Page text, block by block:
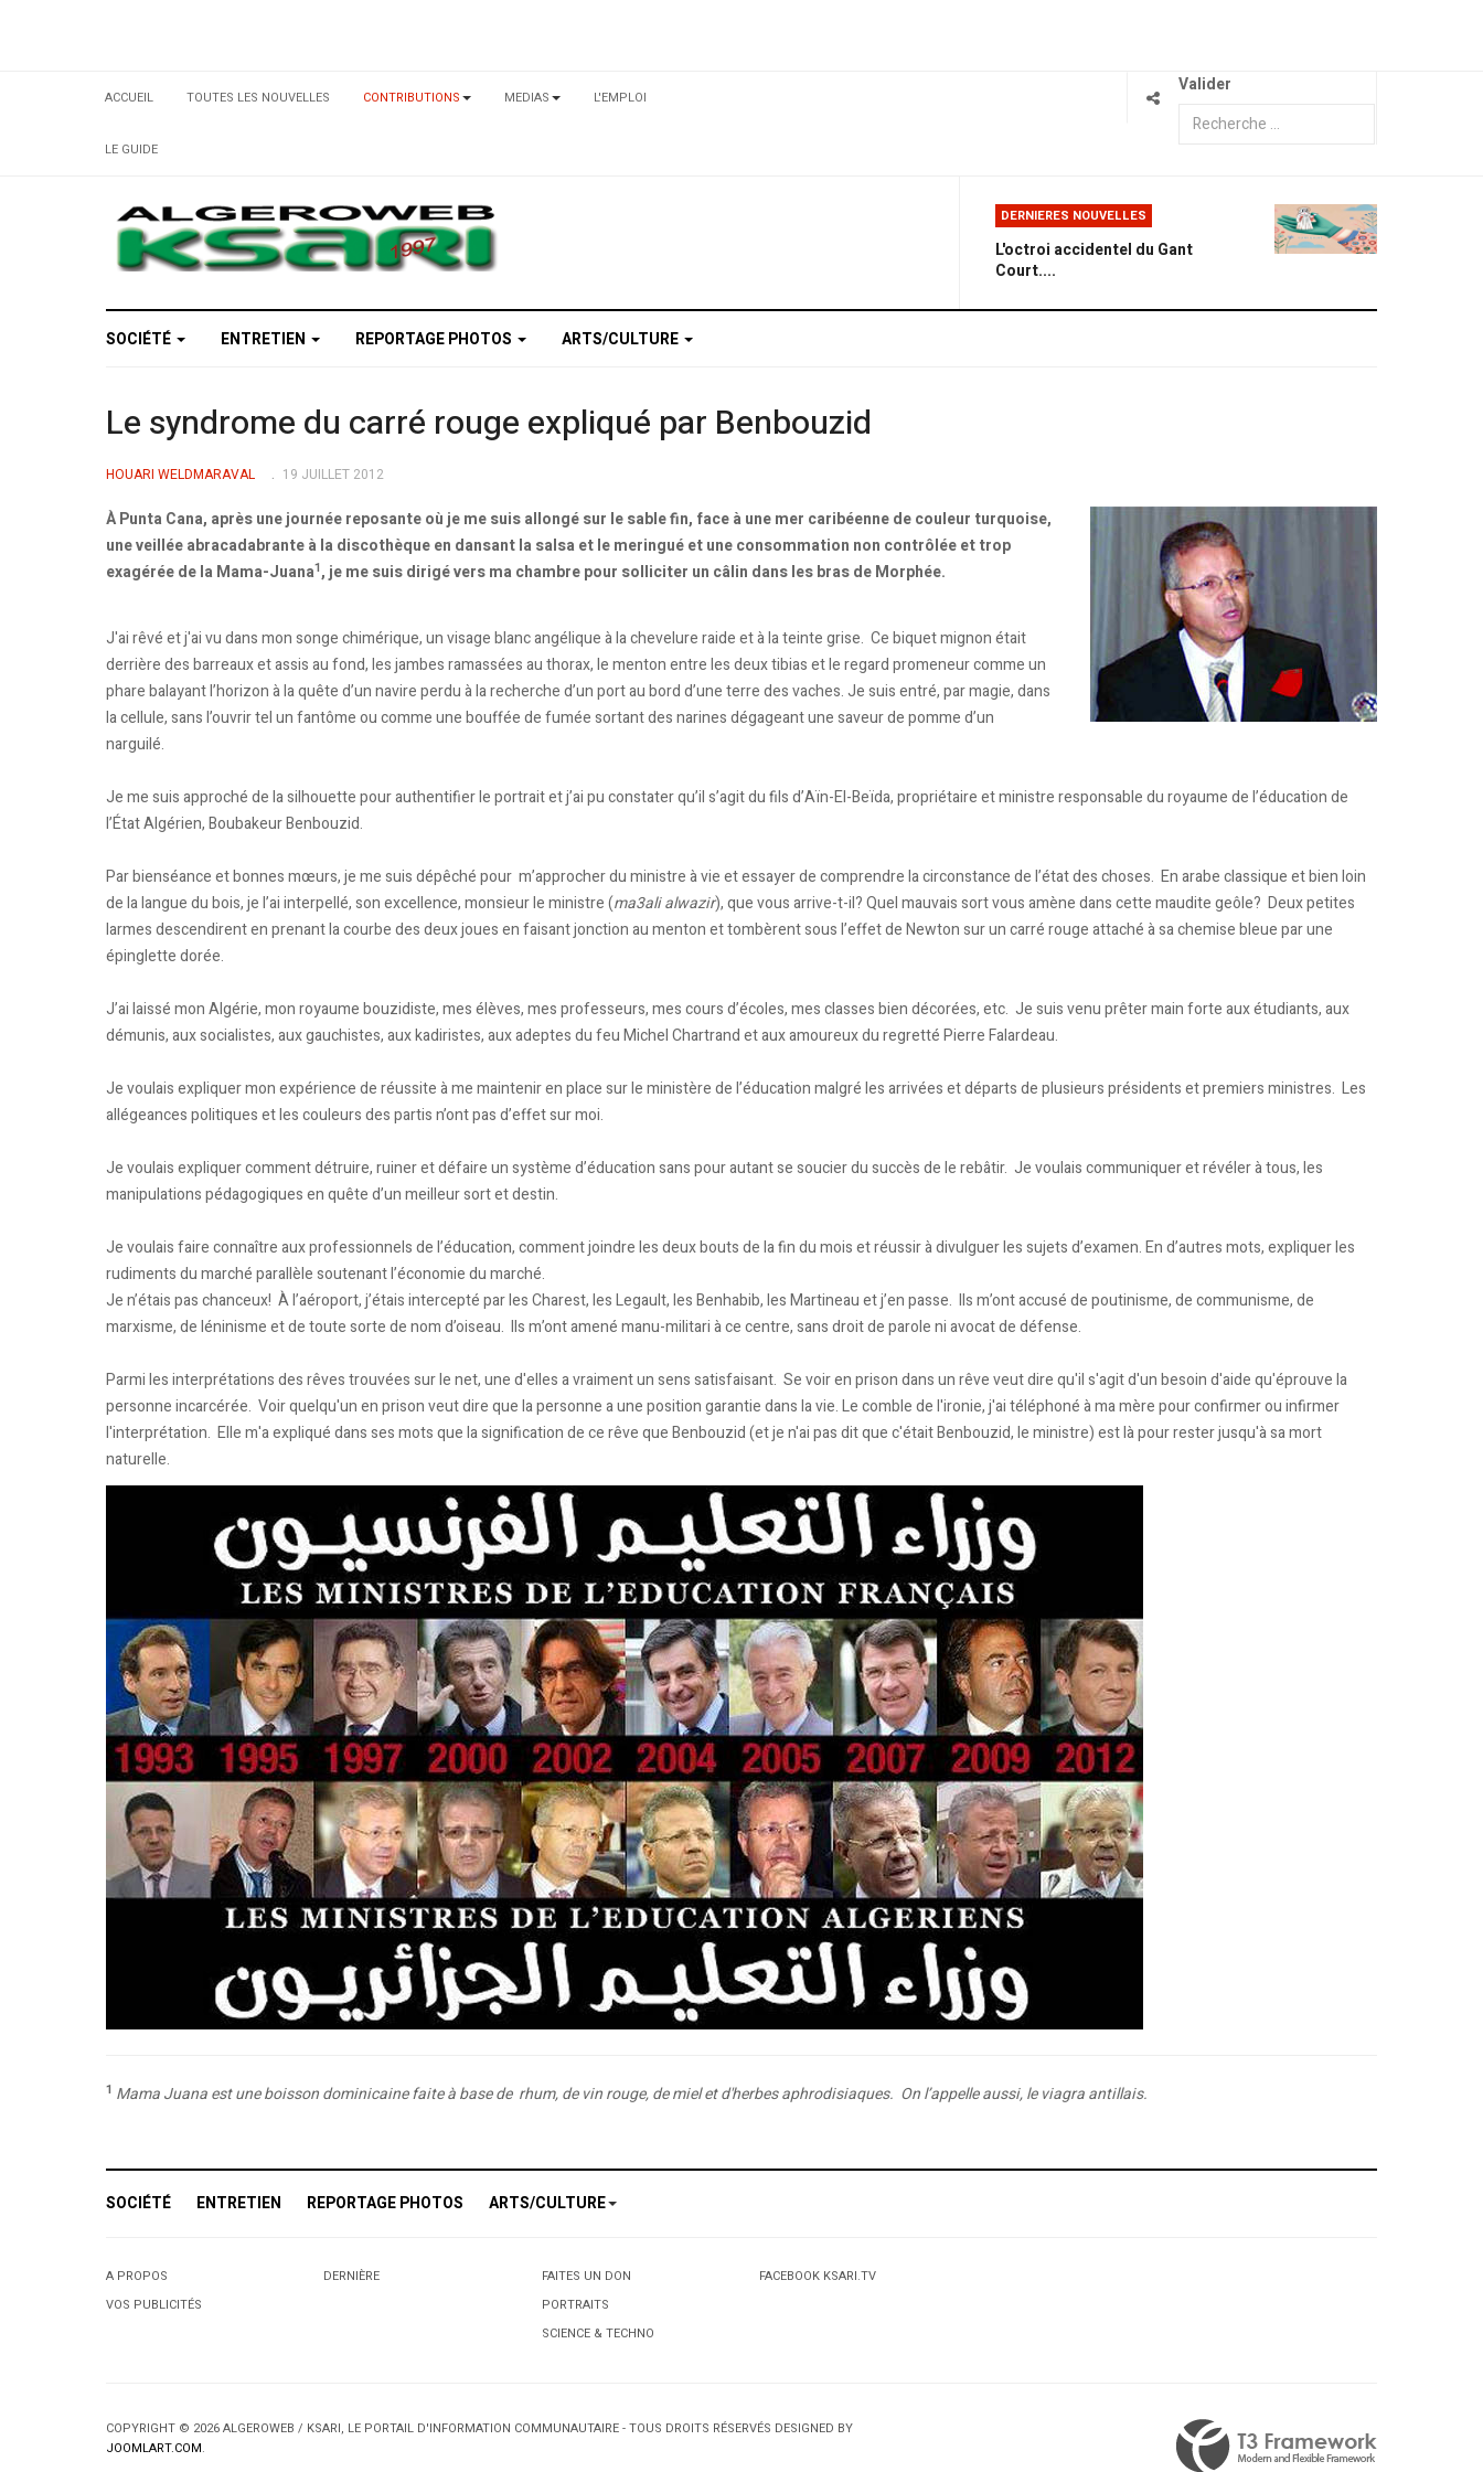
ACCUEIL TOUTES LES NOUVELLES CONTRIBUTIONS MEDIAS L'EMPLOI
LE GUIDE
Valider
DERNIERES NOUVELLES
L'octroi accidentel du Gant
Court....
SOCIÉTÉ ENTRETIEN REPORTAGE PHOTOS ARTS/CULTURE
Le syndrome du carré rouge expliqué par Benbouzid
HOUARI WELDMARAVAL 19 JUILLET 2012
À Punta Cana, après une journée reposante où je me suis allongé sur le sable fin, face à une mer caribéenne de couleur turquoise,
une veillée abracadabrante à la discothèque en dansant la salsa et le meringué et une consommation non contrôlée et trop
exagérée de la Mama-Juana1, je me suis dirigé vers ma chambre pour solliciter un câlin dans les bras de Morphée.
J'ai rêvé et j'ai vu dans mon songe chimérique, un visage blanc angélique à la chevelure raide et à la teinte grise. Ce biquet mignon était
derrière des barreaux et assis au fond, les jambes ramassées au thorax, le menton entre les deux tibias et le regard promeneur comme un
phare balayant l’horizon à la quête d’un navire perdu à la recherche d’un port au bord d’une terre des vaches. Je suis entré, par magie, dans
la cellule, sans l’ouvrir tel un fantôme ou comme une bouffée de fumée sortant des narines dégageant une saveur de pomme d’un
narguilé.
Je me suis approché de la silhouette pour authentifier le portrait et j’ai pu constater qu’il s’agit du fils d’Aïn-El-Beïda, propriétaire et ministre responsable du royaume de l’éducation de
l’État Algérien, Boubakeur Benbouzid.
Par bienséance et bonnes mœurs, je me suis dépêché pour m’approcher du ministre à vie et essayer de comprendre la circonstance de l’état des choses. En arabe classique et bien loin
de la langue du bois, je l’ai interpellé, son excellence, monsieur le ministre (ma3ali alwazir), que vous arrive-t-il? Quel mauvais sort vous amène dans cette maudite geôle? Deux petites
larmes descendirent en prenant la courbe des deux joues en faisant jonction au menton et tombèrent sous l’effet de Newton sur un carré rouge attaché à sa chemise bleue par une
épinglette dorée.
J’ai laissé mon Algérie, mon royaume bouzidiste, mes élèves, mes professeurs, mes cours d’écoles, mes classes bien décorées, etc. Je suis venu prêter main forte aux étudiants, aux
démunis, aux socialistes, aux gauchistes, aux kadiristes, aux adeptes du feu Michel Chartrand et aux amoureux du regretté Pierre Falardeau.
Je voulais expliquer mon expérience de réussite à me maintenir en place sur le ministère de l’éducation malgré les arrivées et départs de plusieurs présidents et premiers ministres. Les
allégeances politiques et les couleurs des partis n’ont pas d’effet sur moi.
Je voulais expliquer comment détruire, ruiner et défaire un système d’éducation sans pour autant se soucier du succès de le rebâtir. Je voulais communiquer et révéler à tous, les
manipulations pédagogiques en quête d’un meilleur sort et destin.
Je voulais faire connaître aux professionnels de l’éducation, comment joindre les deux bouts de la fin du mois et réussir à divulguer les sujets d’examen. En d’autres mots, expliquer les
rudiments du marché parallèle soutenant l’économie du marché.
Je n’étais pas chanceux! À l’aéroport, j’étais intercepté par les Charest, les Legault, les Benhabib, les Martineau et j’en passe. Ils m’ont accusé de poutinisme, de communisme, de
marxisme, de léninisme et de toute sorte de nom d’oiseau. Ils m’ont amené manu-militari à ce centre, sans droit de parole ni avocat de défense.
Parmi les interprétations des rêves trouvées sur le net, une d'elles a vraiment un sens satisfaisant. Se voir en prison dans un rêve veut dire qu'il s'agit d'un besoin d'aide qu'éprouve la
personne incarcérée. Voir quelqu'un en prison veut dire que la personne a une position garantie dans la vie. Le comble de l'ironie, j'ai téléphoné à ma mère pour confirmer ou infirmer
l'interprétation. Elle m'a expliqué dans ses mots que la signification de ce rêve que Benbouzid (et je n'ai pas dit que c'était Benbouzid, le ministre) est là pour rester jusqu'à sa mort
naturelle.
1 Mama Juana est une boisson dominicaine faite à base de rhum, de vin rouge, de miel et d'herbes aphrodisiaques. On l’appelle aussi, le viagra antillais.
SOCIÉTÉ ENTRETIEN REPORTAGE PHOTOS ARTS/CULTURE
A PROPOS
VOS PUBLICITÉS
DERNIÈRE
FAITES UN DON
PORTRAITS
SCIENCE & TECHNO
FACEBOOK KSARI.TV
COPYRIGHT © 2026 ALGEROWEB / KSARI, LE PORTAIL D'INFORMATION COMMUNAUTAIRE - TOUS DROITS RÉSERVÉS DESIGNED BY
JOOMLART.COM.